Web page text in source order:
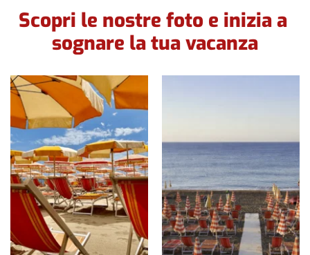
Scopri le nostre foto e inizia a
sognare la tua vacanza